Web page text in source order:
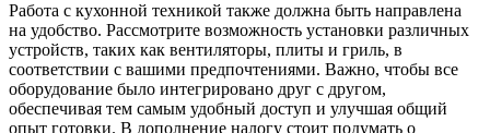
Работа с кухонной техникой также должна быть направлена
на удобство. Рассмотрите возможность установки различных
устройств, таких как вентиляторы, плиты и гриль, в
соответствии с вашими предпочтениями. Важно, чтобы все
оборудование было интегрировано друг с другом,
обеспечивая тем самым удобный доступ и улучшая общий
опыт готовки. В дополнение налогу стоит подумать о